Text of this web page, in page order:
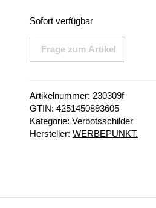
Sofort verfügbar
Frage zum Artikel
Artikelnummer: 230309f
GTIN: 4251450893605
Kategorie: Verbotsschilder
Hersteller: WERBEPUNKT.